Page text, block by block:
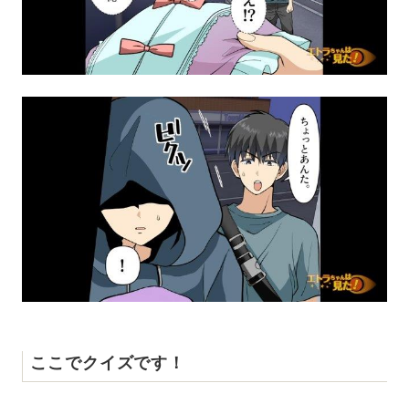
ここでクイズです！